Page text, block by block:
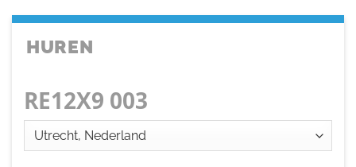
HUREN
RE12X9 003